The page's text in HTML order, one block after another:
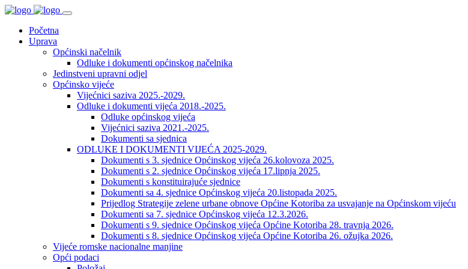
Početna
Uprava
Općinski načelnik
Odluke i dokumenti općinskog načelnika
Jedinstveni upravni odjel
Općinsko vijeće
Vijećnici saziva 2025.-2029.
Odluke i dokumenti vijeća 2018.-2025.
Odluke općinskog vijeća
Vijećnici saziva 2021.-2025.
Dokumenti sa sjednica
ODLUKE I DOKUMENTI VIJEĆA 2025-2029.
Dokumenti s 3. sjednice Općinskog vijeća 26.kolovoza 2025.
Dokumenti s 2. sjednice Općinskog vijeća 17.lipnja 2025.
Dokumenti s konstituirajuće sjednice
Dokumenti sa 4. sjednice Općinskog vijeća 20.listopada 2025.
Prijedlog Strategije zelene urbane obnove Općine Kotoriba za usvajanje na Općinskom vijeću
Dokumenti sa 7. sjednice Općinskog vijeća 12.3.2026.
Dokumenti s 9. sjednice Općinskog vijeća Općine Kotoriba 28. travnja 2026.
Dokumenti s 8. sjednice Općinskog vijeća Općine Kotoriba 26. ožujka 2026.
Vijeće romske nacionalne manjine
Opći podaci